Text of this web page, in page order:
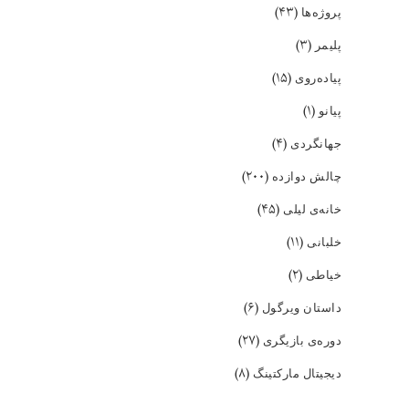
پروژه‌ها (۴۳)
پلیمر (۳)
پیاده‌روی (۱۵)
پیانو(۱)
جهانگردی (۴)
چالش دوازده (۲۰۰)
خانه‌ی لیلی (۴۵)
خلبانی (۱۱)
خیاطی (۲)
داستان ویرگول (۶)
دوره‌ی بازیگری (۲۷)
دیجیتال مارکتینگ (۸)